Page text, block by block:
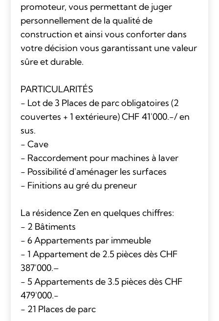
promoteur, vous permettant de juger
personnellement de la qualité de
construction et ainsi vous conforter dans
votre décision vous garantissant une valeur
sûre et durable.
PARTICULARITÉS
- Lot de 3 Places de parc obligatoires (2
couvertes + 1 extérieure) CHF 41'000.-/ en
sus.
- Cave
- Raccordement pour machines à laver
- Possibilité d'aménager les surfaces
- Finitions au gré du preneur
La résidence Zen en quelques chiffres:
- 2 Bâtiments
- 6 Appartements par immeuble
- 1 Appartement de 2.5 pièces dès CHF
387'000.–
- 5 Appartements de 3.5 pièces dès CHF
479'000.-
- 21 Places de parc